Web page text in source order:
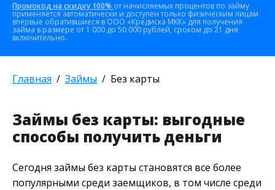
Промокод на скидку 100% от начисляемых процентов по займу
применяется автоматически и доступен только физическим лицам
впервые обратившиеся в ООО «Кредиска МКК» для получения
займа в размере от 1 000 до 50 000 рублей, сроком до 21 дня
включительно.
Главная Займы Без карты
Займы без карты: выгодные
способы получить деньги
Сегодня займы без карты становятся все более
популярными среди заемщиков, в том числе среди